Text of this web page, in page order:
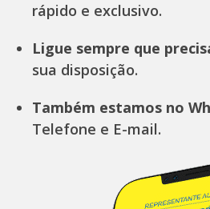
rápido e exclusivo.
Ligue sempre que
sua disposição.
Também estamos no
Telefone e E-mail.